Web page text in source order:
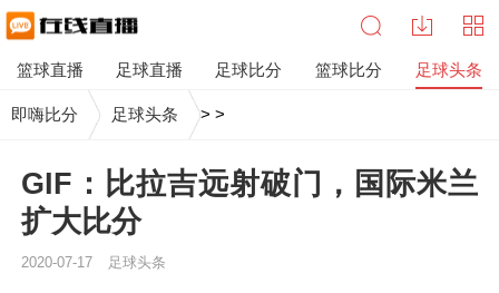
篮球直播 足球直播 足球比分 篮球比分 足球头条
即嗨比分 >
足球头条 >
GIF：比拉吉远射破门，国际米兰
扩大比分
2020-07-17 足球头条